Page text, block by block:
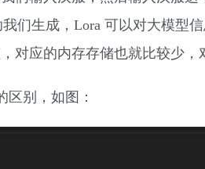
们生成，Lora 可以对大模型
对应的内存存储也就比较少，
区别​，如图：